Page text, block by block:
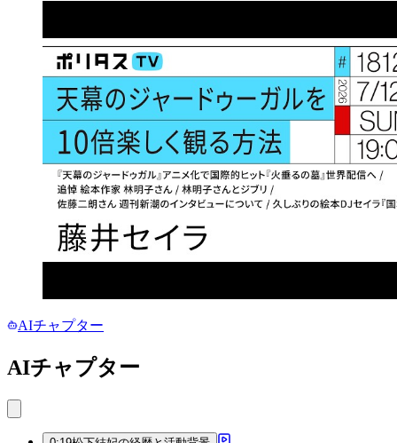
AIチャプター
AIチャプター